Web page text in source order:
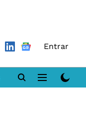
Entrar
DN LAB